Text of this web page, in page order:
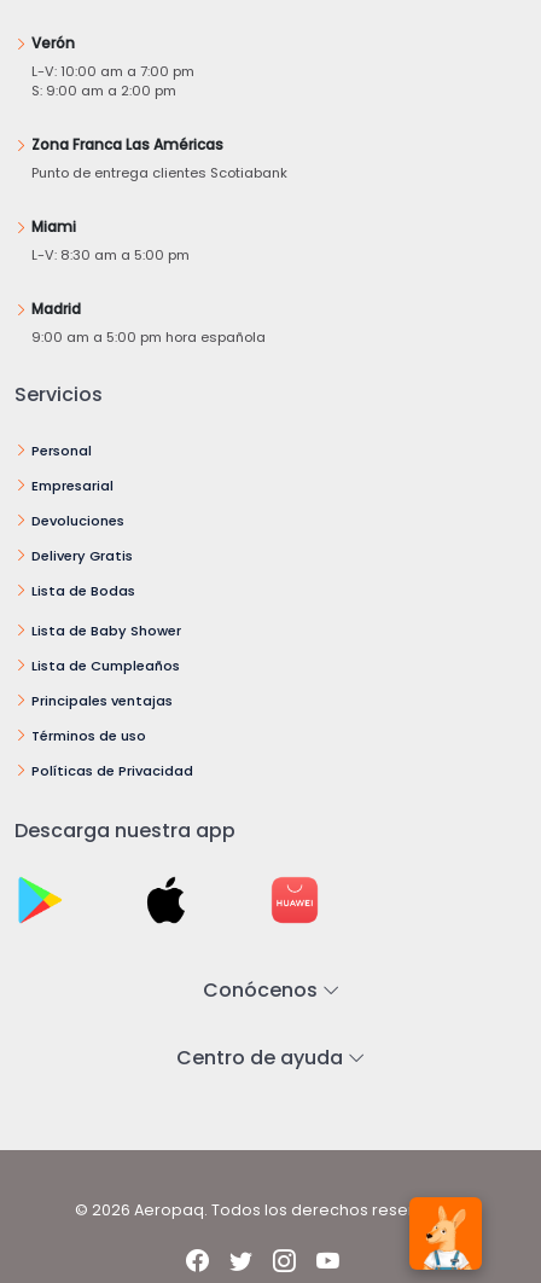
Verón
L-V: 10:00 am a 7:00 pm
S: 9:00 am a 2:00 pm
Zona Franca Las Américas
Punto de entrega clientes Scotiabank
Miami
L-V: 8:30 am a 5:00 pm
Madrid
9:00 am a 5:00 pm hora española
Servicios
Personal
Empresarial
Devoluciones
Delivery Gratis
Lista de Bodas
Lista de Baby Shower
Lista de Cumpleaños
Principales ventajas
Términos de uso
Políticas de Privacidad
Descarga nuestra app
Conócenos
Centro de ayuda
© 2026 Aeropaq. Todos los derechos reservados.